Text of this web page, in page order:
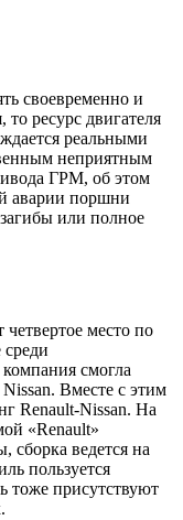
своевременно и
то ресурс двигателя
реальными
неприятным
ГРМ, об этом
аварии поршни
или полное
место по
смогла
Вместе с этим
Renault-Nissan. На
«Renault»
сборка ведется на
пользуется
тоже присутствуют